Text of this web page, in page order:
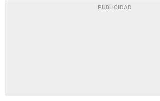
PUBLICIDAD